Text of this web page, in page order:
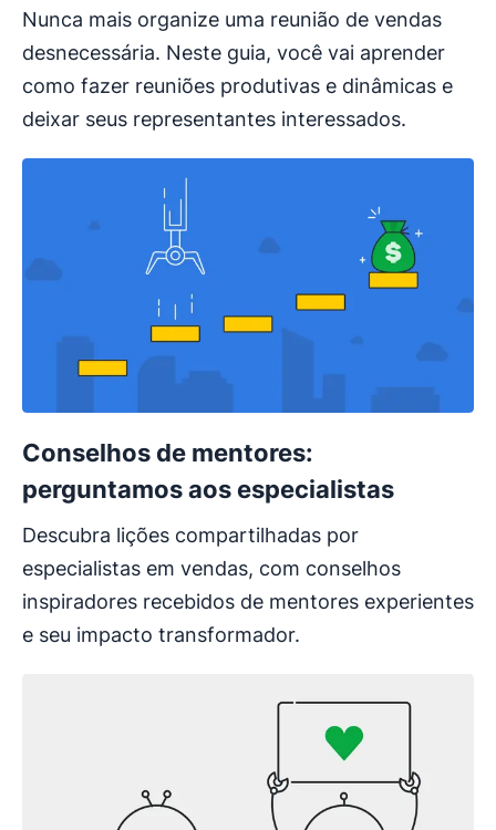
Nunca mais organize uma reunião de vendas
desnecessária. Neste guia, você vai aprender
como fazer reuniões produtivas e dinâmicas e
deixar seus representantes interessados.
Conselhos de mentores:
perguntamos aos especialistas
Descubra lições compartilhadas por
especialistas em vendas, com conselhos
inspiradores recebidos de mentores experientes
e seu impacto transformador.